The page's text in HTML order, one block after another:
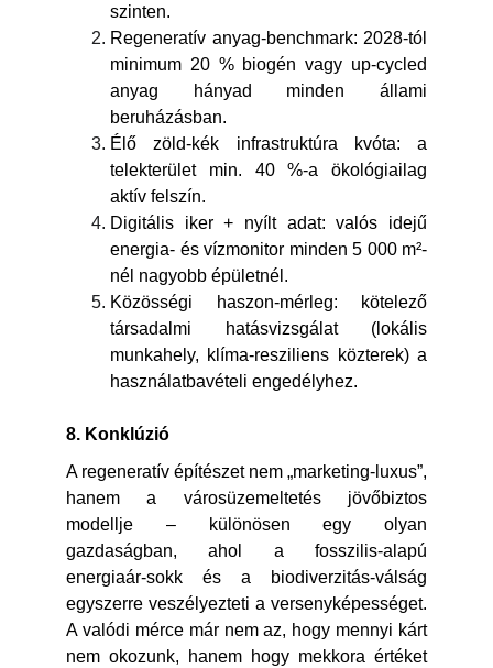
szinten.
Regeneratív anyag-benchmark: 2028-tól
minimum 20 % biogén vagy up-cycled
anyag hányad minden állami
beruházásban.
Élő zöld-kék infrastruktúra kvóta: a
telekterület min. 40 %-a ökológiailag
aktív felszín.
Digitális iker + nyílt adat: valós idejű
energia- és vízmonitor minden 5 000 m²-
nél nagyobb épületnél.
Közösségi haszon-mérleg: kötelező
társadalmi hatásvizsgálat (lokális
munkahely, klíma-resziliens közterek) a
használatbavételi engedélyhez.
8. Konklúzió
A regeneratív építészet nem „marketing-luxus”,
hanem a városüzemeltetés jövőbiztos
modellje – különösen egy olyan
gazdaságban, ahol a fosszilis-alapú
energiaár-sokk és a biodiverzitás-válság
egyszerre veszélyezteti a versenyképességet.
A valódi mérce már nem az, hogy mennyi kárt
nem okozunk, hanem hogy mekkora értéket